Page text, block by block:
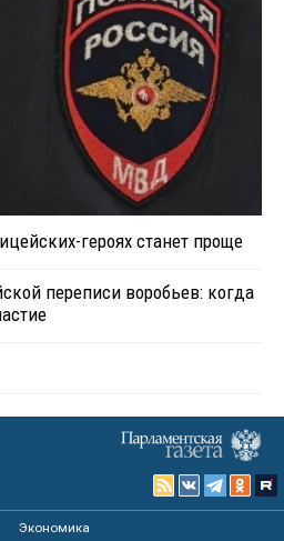
героях станет проще
переписи воробьев: когда
Экономика